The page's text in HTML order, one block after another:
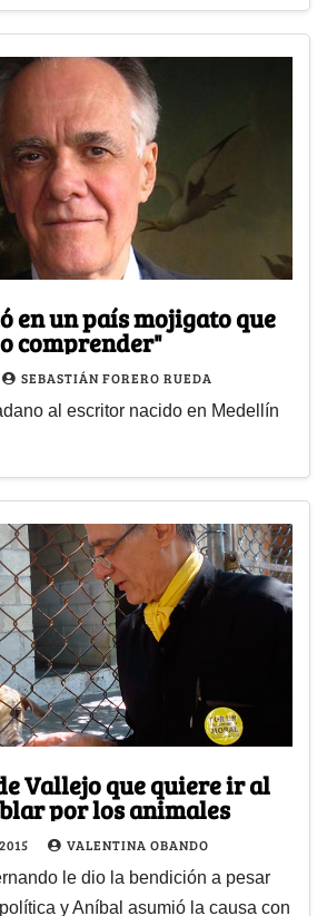
en un país mojigato que
comprender"
SEBASTIÁN FORERO RUEDA
al escritor nacido en Medellín
Vallejo que quiere ir al
por los animales
VALENTINA OBANDO
le dio la bendición a pesar
y Aníbal asumió la causa con